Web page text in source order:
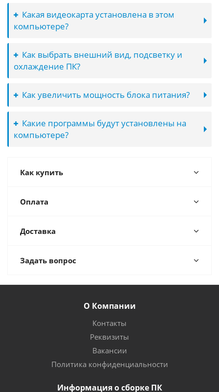
Какая видеокарта установлена в этом
компьютере?
Как выбрать внешний вид, подсветку и
охлаждение ПК?
Как увеличить мощность блока питания?
Какие программы будут установлены на
компьютере?
Как купить
Оплата
Доставка
Задать вопрос
О Компании
Контакты
Реквизиты
Вакансии
Политика конфиденциальности
Информация о сборке ПК